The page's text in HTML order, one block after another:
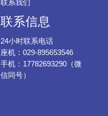
联系我们
联系信息
24小时联系电话
座机：029-895653546
手机：17782693290（微
信同号）